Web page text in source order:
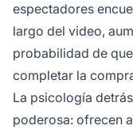
espectadores
largo del video,
probabilidad de
completar la
La psicología
poderosa: ofrecen